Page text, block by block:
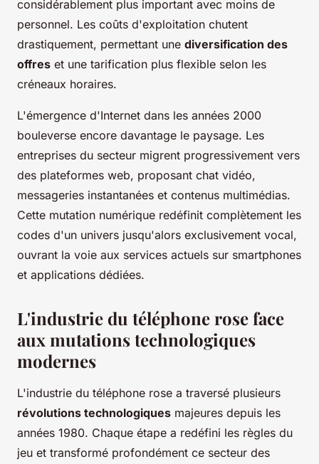
considérablement plus important avec moins de
personnel. Les coûts d'exploitation chutent
drastiquement, permettant une diversification des
offres et une tarification plus flexible selon les
créneaux horaires.
L'émergence d'Internet dans les années 2000
bouleverse encore davantage le paysage. Les
entreprises du secteur migrent progressivement vers
des plateformes web, proposant chat vidéo,
messageries instantanées et contenus multimédias.
Cette mutation numérique redéfinit complètement les
codes d'un univers jusqu'alors exclusivement vocal,
ouvrant la voie aux services actuels sur smartphones
et applications dédiées.
L'industrie du téléphone rose face
aux mutations technologiques
modernes
L'industrie du téléphone rose a traversé plusieurs
révolutions technologiques majeures depuis les
années 1980. Chaque étape a redéfini les règles du
jeu et transformé profondément ce secteur des